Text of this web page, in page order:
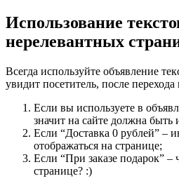
Использование
нерелевантных
Всегда используйте объявление
увидит посетитель, после
Если вы используете в
значит на сайте должна
Если “Доставка 0 рублей” –
отображаться на странице;
Если “При заказе подарок” –
странице? :)